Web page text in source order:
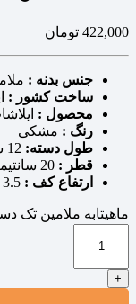
422,000 تومان
جنس بدنه :
ساخت کشور :
محصول :
رنگ : مشکی
طول دسته:
قطر :
ارتفاع کف :
ماهیتابه ملامین تک
+